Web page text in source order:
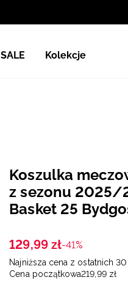
SALE Kolekcje
Koszulka
z sezonu 2025/
Basket 25
129,99 zł-41%
Najniższa cena z ostatnich
Cena początkowa219 99 zł